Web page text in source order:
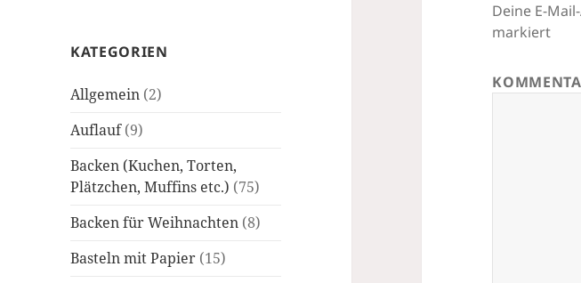
KATEGORIEN
Allgemein (2)
Auflauf(9)
Backen (Kuchen, Torten,
Plätzchen, Muffins etc.) (75)
Backen für Weihnachten (8)
Basteln mit Papier (15)
Deine E-
markiert